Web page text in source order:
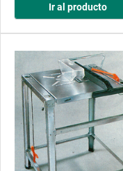
Ir al producto